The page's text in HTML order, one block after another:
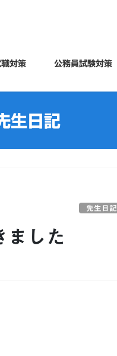
対策 公務員試験対策
生日記
先生日記
ました